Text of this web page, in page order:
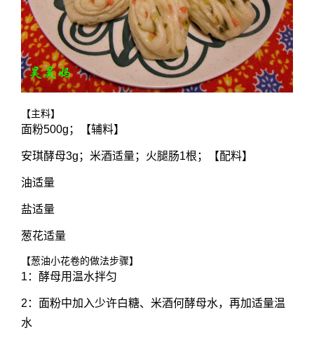
【主料】
面粉500g；【辅料】
安琪酵母3g；米酒适量；火腿肠1根；【配料】
油适量
盐适量
葱花适量
【葱油小花卷的做法步骤】
1：酵母用温水拌匀
2：面粉中加入少许白糖、米酒何酵母水，再加适量温
水